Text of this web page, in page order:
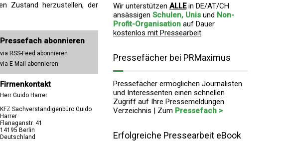
Zustand herzustellen, der
Pressefach abonnieren
via RSS-Feed abonnieren
via E-Mail abonnieren
Firmenkontakt
Herr Guido Harrer
KFZ Sachverständigenbüro Guido
Harrer
Flanaganstr. 41
14195 Berlin
Deutschland
Wir unterstützen ALLEin DE/AT/CH
ansässigen Schulen, Unis und Non-
Profit-Organisation auf Dauer
kostenlos mit Pressearbeit.
Pressefächer bei PRMaximus
Pressefächer ermöglichen Journalisten
und Interessenten einen schnellen
Zugriff auf Ihre Pressemeldungen
Verzeichnis | Zum Pressefach >
Erfolgreiche Pressearbeit eBook